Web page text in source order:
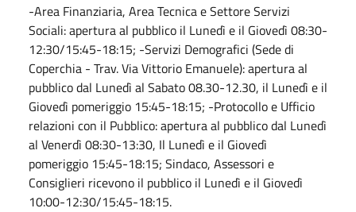
-Area Finanziaria, Area Tecnica e Settore Servizi
Sociali: apertura al pubblico il Lunedì e il Giovedì 08:30-
12:30/15:45-18:15; -Servizi Demografici (Sede di
Coperchia - Trav. Via Vittorio Emanuele): apertura al
pubblico dal Lunedì al Sabato 08.30-12.30, il Lunedì e il
Giovedì pomeriggio 15:45-18:15; -Protocollo e Ufficio
relazioni con il Pubblico: apertura al pubblico dal Lunedì
al Venerdì 08:30-13:30, Il Lunedì e il Giovedì
pomeriggio 15:45-18:15; Sindaco, Assessori e
Consiglieri ricevono il pubblico il Lunedì e il Giovedì
10:00-12:30/15:45-18:15.